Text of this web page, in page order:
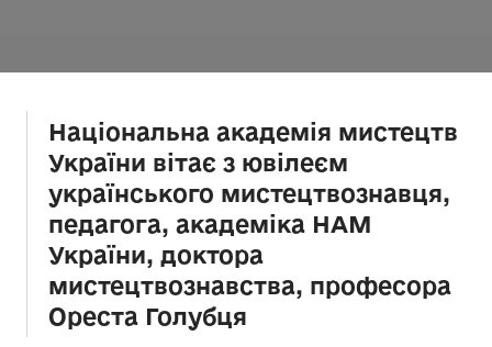
Національна академія мистецтв
України вітає з ювілеєм
українського мистецтвознавця,
педагога, академіка НАМ
України, доктора
мистецтвознавства, професора
Ореста Голубця